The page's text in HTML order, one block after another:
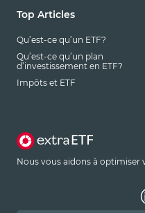
Top Articles
Qu’est-ce qu’un ETF?
Qu’est-ce qu’un plan
d’investissement en ETF?
Impôts et ETF
Nous vous aidons à optimiser